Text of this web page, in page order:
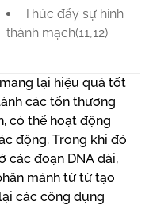
Thúc đẩy sự hình
thành mạch(11,12)
lại hiệu quả tốt
các tổn thương
có thể hoạt động
động. Trong khi đó
các đoạn DNA dài,
mảnh từ từ tạo
các công dụng